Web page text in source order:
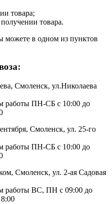
товара;
товара.
можете в одном из пунктов
Смоленск, ул.Николаева
работы ПН-СБ с 10:00 до
Смоленск, ул. 25-го
работы ПН-СБ с 10:00 до
Смоленск, ул. 2-ая Садовая
работы ВС, ПН с 09:00 до